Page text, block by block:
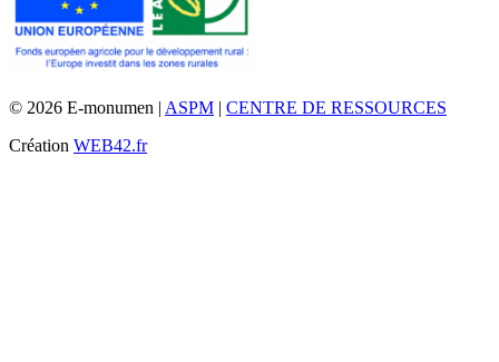
© 2026 E-monumen | ASPM | CENTRE DE RESSOURCES
Création WEB42.fr